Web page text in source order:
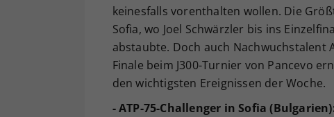
keinesfalls vorenthalten wollen. Die
Sofia, wo Joel Schwärzler bis ins
abstaubte. Doch auch Nachwuchstalent
Finale beim J300-Turnier von Pancevo
den wichtigsten Ereignissen der Woche.
- ATP-75-Challenger in Sofia